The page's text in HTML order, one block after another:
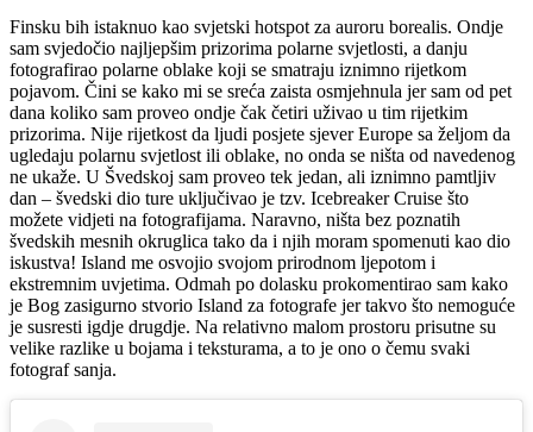
Finsku bih istaknuo kao svjetski hotspot za auroru borealis. Ondje
sam svjedočio najljepšim prizorima polarne svjetlosti, a danju
fotografirao polarne oblake koji se smatraju iznimno rijetkom
pojavom. Čini se kako mi se sreća zaista osmjehnula jer sam od pet
dana koliko sam proveo ondje čak četiri uživao u tim rijetkim
prizorima. Nije rijetkost da ljudi posjete sjever Europe sa željom da
ugledaju polarnu svjetlost ili oblake, no onda se ništa od navedenog
ne ukaže. U Švedskoj sam proveo tek jedan, ali iznimno pamtljiv
dan – švedski dio ture uključivao je tzv. Icebreaker Cruise što
možete vidjeti na fotografijama. Naravno, ništa bez poznatih
švedskih mesnih okruglica tako da i njih moram spomenuti kao dio
iskustva! Island me osvojio svojom prirodnom ljepotom i
ekstremnim uvjetima. Odmah po dolasku prokomentirao sam kako
je Bog zasigurno stvorio Island za fotografe jer takvo što nemoguće
je susresti igdje drugdje. Na relativno malom prostoru prisutne su
velike razlike u bojama i teksturama, a to je ono o čemu svaki
fotograf sanja.